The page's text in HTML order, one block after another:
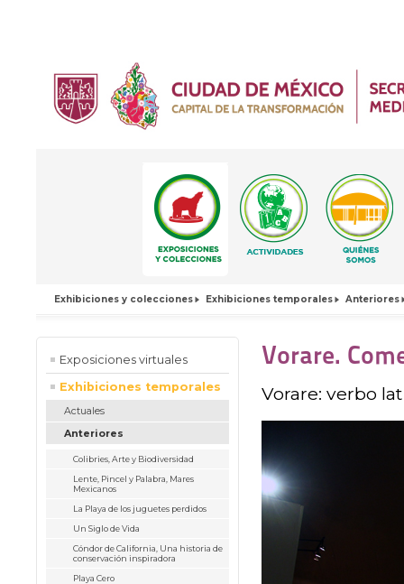
Exhibiciones y colecciones Exhibiciones temporales Anteriores
Exposiciones virtuales
Exhibiciones temporales
Actuales
Anteriores
Colibries, Arte y Biodiversidad
Lente, Pincel y Palabra, Mares
Mexicanos
La Playa de los juguetes perdidos
Un Siglo de Vida
Cóndor de California, Una historia de
conservación inspiradora
Playa Cero
Vorare.
Vorare: verbo